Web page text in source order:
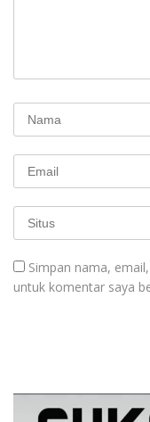
Simpan nama,
untuk komentar saya